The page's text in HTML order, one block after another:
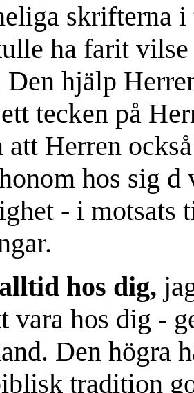
skrifterna
ha farit
Den hjälp
tecken på
att Herren
hos sig
- i motsats
hos dig,
vara hos dig -
Den högra
tradition